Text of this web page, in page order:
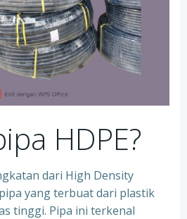
HDPE?
dari High Density
yang terbuat dari plastik
tinggi. Pipa ini terkenal